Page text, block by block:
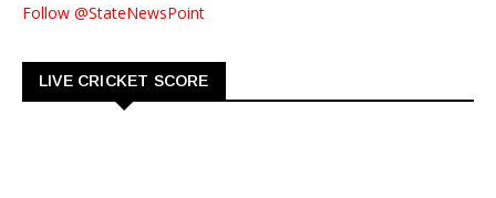
Follow @StateNewsPoint
LIVE CRICKET SCORE